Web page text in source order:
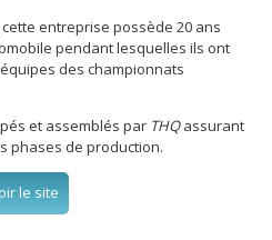
entreprise possède 20 ans
pendant lesquelles ils ont
des championnats
et assemblés par THQassurant
phases de production.
le site